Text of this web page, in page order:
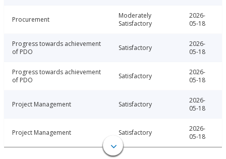
Procurement
Moderately
Satisfactory
2026-
05-18
Progress towards achievement
of PDO
Satisfactory
2026-
05-18
Progress towards achievement
of PDO
Satisfactory
2026-
05-18
Project Management Satisfactory
2026-
05-18
Project Management Satisfactory
2026-
05-18